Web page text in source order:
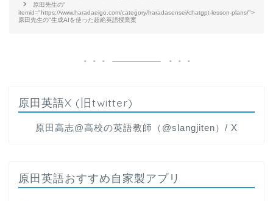
原田先生の"
itemid="https://www.haradaeigo.com/category/haradasensei/chatgpt-lesson-plans/">
原田先生の"生成AIを使った超絶英語授業案
原田英語X (旧twitter)
原田高志@高校の英語教師（@slangjiten）/ X
原田英語おすすめ自家製アプリ